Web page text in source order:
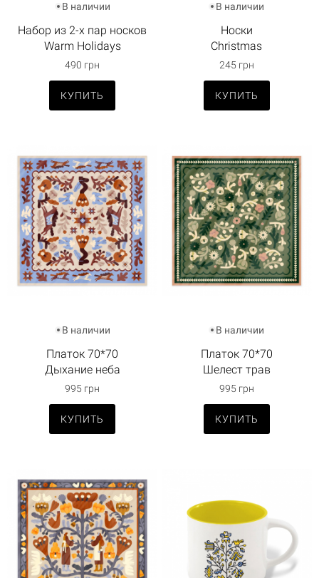
В наличии
Набор из 2-х пар носков
Warm Holidays
490 грн
КУПИТЬ
В наличии
Носки
Christmas
245 грн
КУПИТЬ
В наличии
Платок 70*70
Дыхание неба
995 грн
КУПИТЬ
В наличии
Платок 70*70
Шелест трав
995 грн
КУПИТЬ